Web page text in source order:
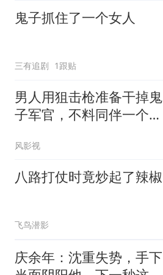
鬼子抓住了一个女人
三有追剧 1跟贴
男人用狙击枪准备干掉鬼
子军官，不料同伴一个手
风影视
八路打仗时竟炒起了辣椒
飞鸟潜影
庆余年：沈重失势，手下